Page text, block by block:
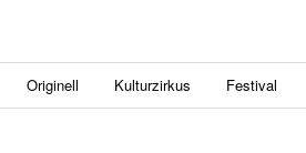
Originell Kulturzirkus Festival